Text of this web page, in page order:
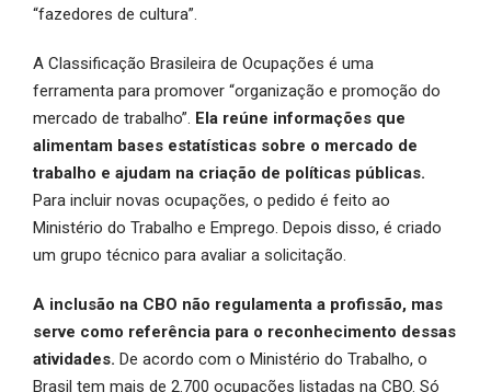
“fazedores de cultura”.
A Classificação Brasileira de Ocupações é uma
ferramenta para promover “organização e promoção do
mercado de trabalho”. Ela reúne informações que
alimentam bases estatísticas sobre o mercado de
trabalho e ajudam na criação de políticas públicas.
Para incluir novas ocupações, o pedido é feito ao
Ministério do Trabalho e Emprego. Depois disso, é criado
um grupo técnico para avaliar a solicitação.
A inclusão na CBO não regulamenta a profissão, mas
serve como referência para o reconhecimento dessas
atividades. De acordo com o Ministério do Trabalho, o
Brasil tem mais de 2.700 ocupações listadas na CBO. Só